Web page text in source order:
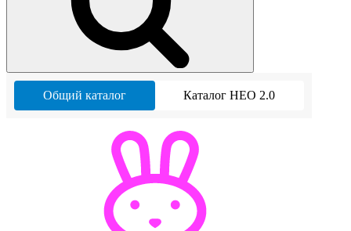
Общий каталог Каталог НЕО 2.0